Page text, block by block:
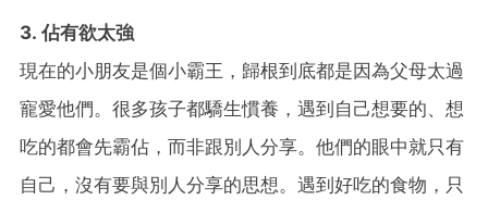
3. 佔有欲太強
現在的小朋友是個小霸王，歸根到底都是因為父母太過
寵愛他們。很多孩子都驕生慣養，遇到自己想要的、想
吃的都會先霸佔，而非跟別人分享。他們的眼中就只有
自己，沒有要與別人分享的思想。遇到好吃的食物，只